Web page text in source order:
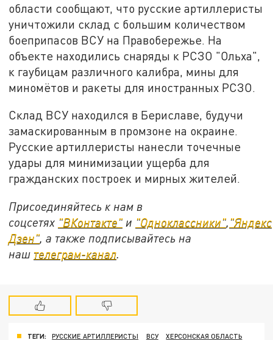
области сообщают, что русские артиллеристы
уничтожили склад с большим количеством
боеприпасов ВСУ на Правобережье. На
объекте находились снаряды к РСЗО "Ольха",
к гаубицам различного калибра, мины для
миномётов и ракеты для иностранных РСЗО.
Склад ВСУ находился в Бериславе, будучи
замаскированным в промзоне на окраине.
Русские артиллеристы нанесли точечные
удары для минимизации ущерба для
гражданских построек и мирных жителей.
Присоединяйтесь к нам в
соцсетях "ВКонтакте" и "Одноклассники", "Яндекс
Дзен", а также подписывайтесь на
наш телеграм-канал.
ТЕГИ: РУССКИЕ АРТИЛЛЕРИСТЫ ВСУ
ХЕРСОНСКАЯ ОБЛАСТЬ